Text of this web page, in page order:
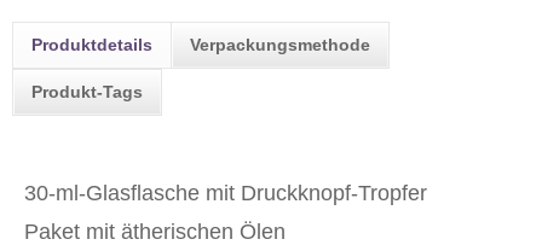
Produktdetails Verpackungsmethode
Produkt-Tags
30-ml-Glasflasche mit Druckknopf-Tropfer
Paket mit ätherischen Ölen